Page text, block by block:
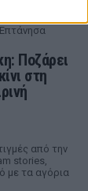
Ποζάρει
στη
από την
stories,
με τα αγόρια